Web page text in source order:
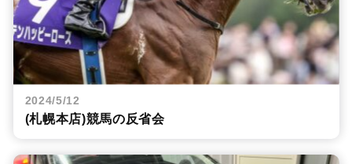
2024/5/12
(札幌本店)競馬の反省会